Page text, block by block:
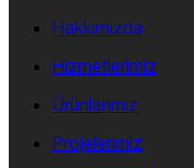
Hakkımızda
Hizmetlerimiz
Ürünlerimiz
Projelerimiz